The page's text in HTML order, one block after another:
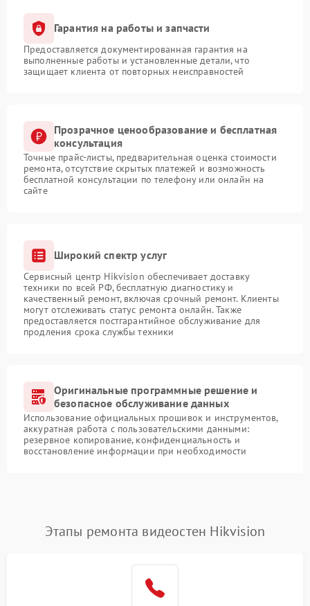
Гарантия на работы и запчасти
Предоставляется документированная гарантия на
выполненные работы и установленные детали, что
защищает клиента от повторных неисправностей
Прозрачное ценообразование и бесплатная
консультация
Точные прайс-листы, предварительная оценка стоимости
ремонта, отсутствие скрытых платежей и возможность
бесплатной консультации по телефону или онлайн на
сайте
Широкий спектр услуг
Сервисный центр Hikvision обеспечивает доставку
техники по всей РФ, бесплатную диагностику и
качественный ремонт, включая срочный ремонт. Клиенты
могут отслеживать статус ремонта онлайн. Также
предоставляется постгарантийное обслуживание для
продления срока службы техники
Оригинальные программные решение и
безопасное обслуживание данных
Использование официальных прошивок и инструментов,
аккуратная работа с пользовательскими данными:
резервное копирование, конфиденциальность и
восстановление информации при необходимости
Этапы ремонта видеостен Hikvision